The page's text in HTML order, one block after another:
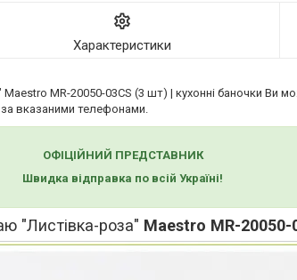
Характеристики
MR-20050-03CS (3 шт) | кухонні баночки Ви
вказаними телефонами.
ОФІЦІЙНИЙ ПРЕДСТАВНИК
Швидка відправка по всій Україні!
"Листівка-роза" Maestro MR-20050-